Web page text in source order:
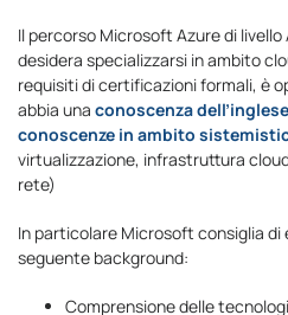
Il percorso Microsoft Azure di
desidera specializzarsi in ambito
requisiti di certificazioni formali, è
abbia una conoscenza
conoscenze in ambito
virtualizzazione, infrastruttura
rete)
In particolare Microsoft consiglia di
seguente background:
Comprensione delle